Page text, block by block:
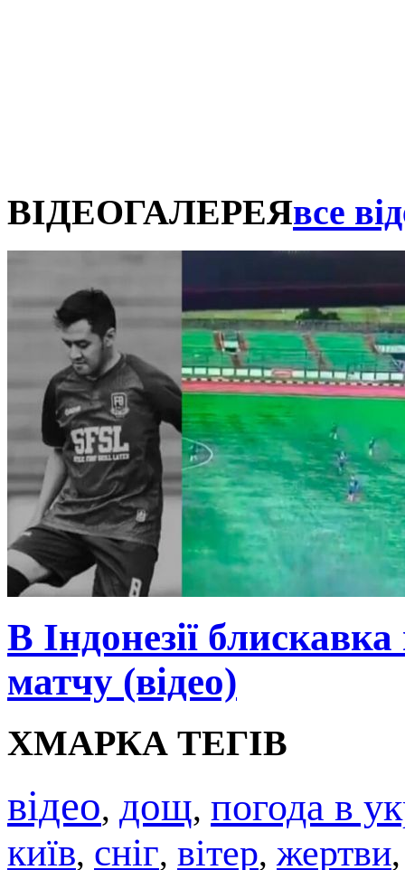
ВІДЕОГАЛЕРЕЯвсе
В Індонезії
матчу (відео)
ХМАРКА ТЕГІВ
відео, дощ, погода в
київ, сніг, вітер, жертви